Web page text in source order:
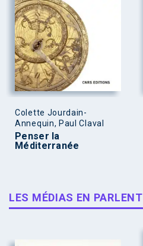
Colette Jourdain-
Annequin, Paul Claval
Penser la
Méditerranée
LES MÉDIAS EN PARLENT